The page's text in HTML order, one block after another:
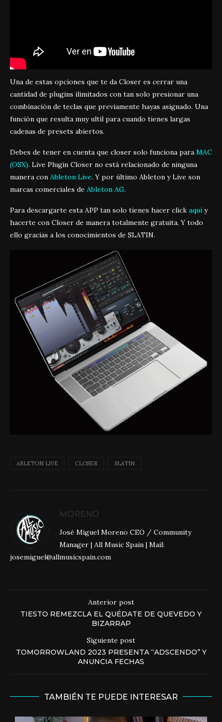
Una de estas opciones que te da Closer es cerrar una
cantidad de plugins ilimitados con tan solo presionar una
combinación de teclas que previamente hayas asignado. Una
función que resulta muy ultil para cuando tienes largas
cadenas de presets abiertos.
Debes de tener en cuenta que closer solo funciona para MAC
(OSX). Live Plugin Closer no está relacionado de ninguna
manera con Ableton Live. Y por último Ableton y Live son
marcas comerciales de Ableton AG.
Para descargarte esta APP tan solo tienes hacer click aquí y
hacerte con Closer de manera totalmente gratuita. Y todo
ello gracias a los conocimientos de SLATIN.
ABLETON LIVE CLOSER SLATIN
MORENO
José Miguel Moreno CEO / Community
Manager | All Music Spain | Mail:
josemiguel@allmusicspain.com
Anterior post
TIESTO REMEZCLA EL QUÉDATE DE QUEVEDO Y
BIZARRAP
Siguiente post
TOMORROWLAND 2023 PRESENTA “ADSCENDO” Y
ANUNCIA FECHAS
TAMBIÉN TE PUEDE INTERESAR